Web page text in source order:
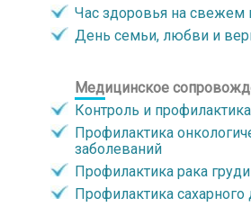
Час здоровья на свежем
День семьи, любви и
Медицинское
Контроль и профилактика
Профилактика
заболеваний
Профилактика рака груди
Профилактика сахарного